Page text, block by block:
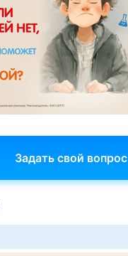
Задать свой вопрос